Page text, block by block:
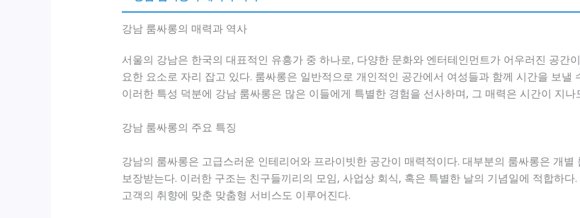
강남 룸싸롱의 매력과 역사
서울의 강남은 한국의 대표적인 유흥가 중 하나로, 다양한 문화와 엔터테인먼트가 어우러진 공간
요한 요소로 자리 잡고 있다. 룸싸롱은 일반적으로 개인적인 공간에서 여성들과 함께 시간을 보낼
이러한 특성 덕분에 강남 룸싸롱은 많은 이들에게 특별한 경험을 선사하며, 그 매력은 시간이 지나
강남 룸싸롱의 주요 특징
강남의 룸싸롱은 고급스러운 인테리어와 프라이빗한 공간이 매력적이다. 대부분의 룸싸롱은 개
보장받는다. 이러한 구조는 친구들끼리의 모임, 사업상 회식, 혹은 특별한 날의 기념일에 적합하
고객의 취향에 맞춘 맞춤형 서비스도 이루어진다.